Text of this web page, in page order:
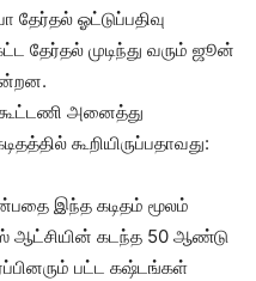
ஓட்டுப்பதிவு
தேர்தல் முடிந்து வரும் ஜூன்
கூட்டணி அனைத்து
கூறியிருப்பதாவது:
இந்த கடிதம் மூலம்
ஆட்சியின் கடந்த 50 ஆண்டு
பட்ட கஷ்டங்கள்